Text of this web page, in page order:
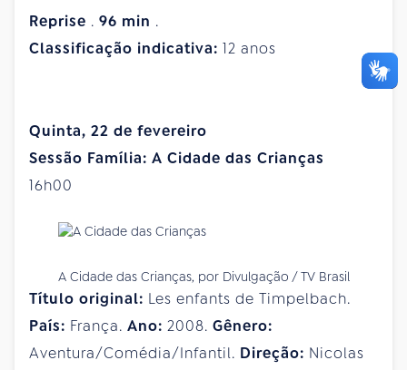
Reprise . 96 min .
Classificação indicativa: 12 anos
Quinta, 22 de fevereiro
Sessão Família: A Cidade das Crianças
16h00
A Cidade das Crianças, por Divulgação / TV Brasil
Título original: Les enfants de Timpelbach.
País: França. Ano: 2008. Gênero:
Aventura/Comédia/Infantil. Direção: Nicolas